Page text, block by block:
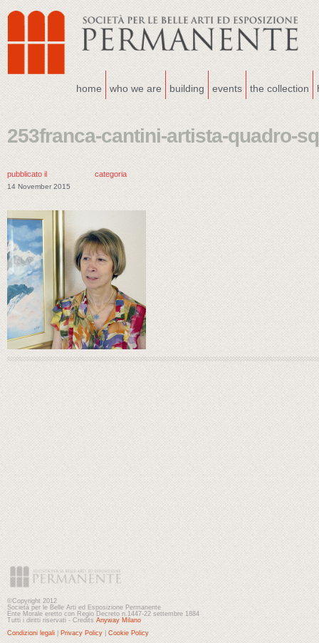
home who we are building events the collection
253franca-cantini-artista-quadro-
pubblicato il
14 November 2015
categoria
©Copyright 2012
Società per le Belle Arti ed Esposizione Permanente
Ente Morale eretto con Regio Decreto n.1447-22 settembre 1884
Tutti i diritti riservati - Credits Anyway Milano
Condizioni legali
Privacy Policy Cookie Policy